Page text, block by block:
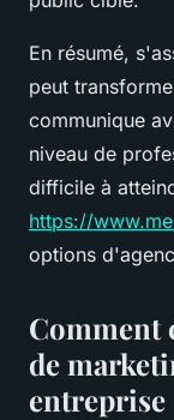
En résumé,
peut
communique
niveau de
difficile à
https://
options
Comment
de
entreprise